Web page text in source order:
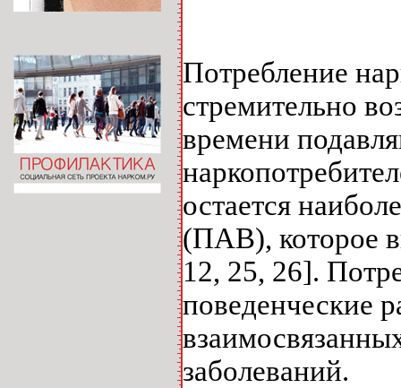
Потребление
стремительно
времени
остается
(ПАВ), которое
12, 25, 26].
поведенческие
заболеваний.